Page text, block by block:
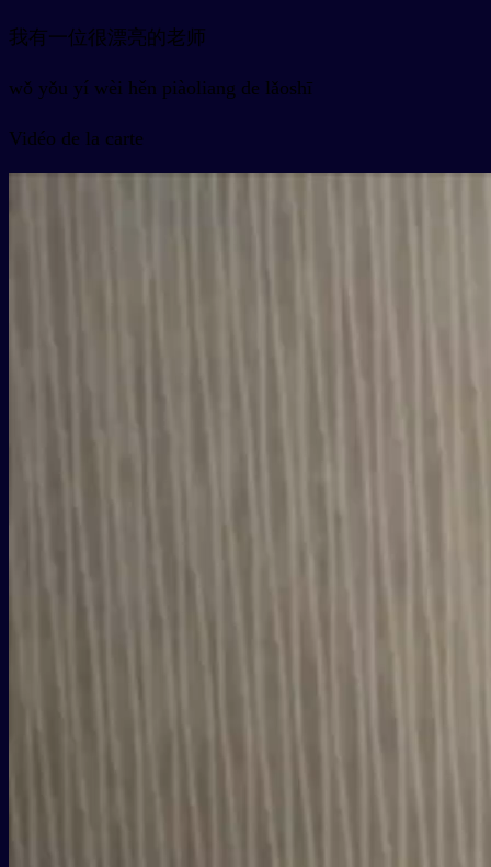
我有一位很漂亮的老师
wǒ yǒu yí wèi hěn piàoliang de lǎoshī
Vidéo de la carte